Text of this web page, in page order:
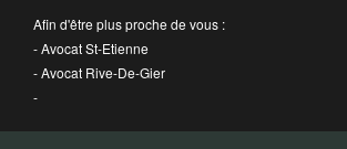
Afin d'être plus proche de vous :
-Avocat St-Etienne
-Avocat Rive-De-Gier
-